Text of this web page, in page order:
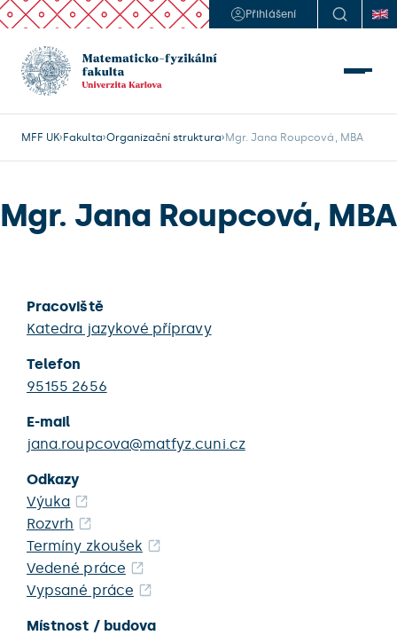
Přihlášení
MFF UK Fakulta Organizační struktura Mgr. Jana Roupcová, MBA
Mgr. Jana Roupcová, MBA
Pracoviště
Katedra jazykové přípravy
Telefon
95155 2656
E-mail
jana.roupcova@matfyz.cuni.cz
Odkazy
Výuka
Rozvrh
Termíny zkoušek
Vedené práce
Vypsané práce
Místnost / budova